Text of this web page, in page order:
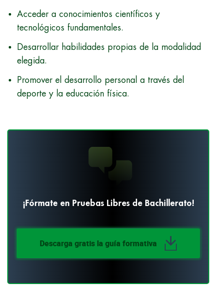
Acceder a conocimientos científicos y
tecnológicos fundamentales.
Desarrollar habilidades propias de la modalidad
elegida.
Promover el desarrollo personal a través del
deporte y la educación física.
¡Fórmate en Pruebas Libres de Bachillerato!
Descarga gratis la guía formativa